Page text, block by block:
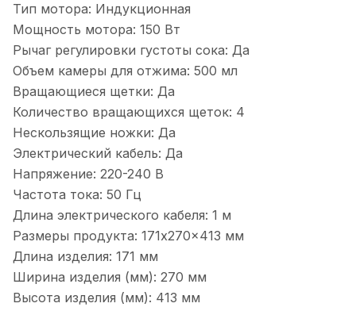
Тип мотора: Индукционная
Мощность мотора: 150 Вт
Рычаг регулировки густоты сока: Да
Объем камеры для отжима: 500 мл
Вращающиеся щетки: Да
Количество вращающихся щеток: 4
Нескользящие ножки: Да
Электрический кабель: Да
Напряжение: 220-240 В
Частота тока: 50 Гц
Длина электрического кабеля: 1 м
Размеры продукта: 171x270x413 мм
Длина изделия: 171 мм
Ширина изделия (мм): 270 мм
Высота изделия (мм): 413 мм